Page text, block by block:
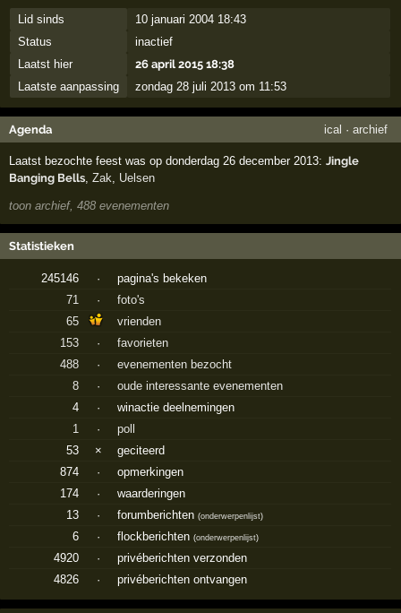
Lid sinds
10 januari 2004 18:43
Status
inactief
Laatst hier
26 april 2015 18:38
Laatste aanpassing
zondag 28 juli 2013 om 11:53
Agenda ical · archief
Laatst bezochte feest was op donderdag 26 december 2013:Jingle
Banging Bells ,Zak Uelsen
toon archief, 488 evenementen
Statistieken
245146 ·
pagina's bekeken
71
·
foto's
65
vrienden
153
·
favorieten
488
·
evenementen bezocht
8
·
oude interessante evenementen
4
·
winactie deelnemingen
1
·
poll
53
×
geciteerd
874
·
opmerkingen
174
·
waarderingen
13
· forumberichten(onderwerpenlijst)
6 · flockberichten(onderwerpenlijst)
4920 ·
privéberichten verzonden
4826
· privéberichten ontvangen